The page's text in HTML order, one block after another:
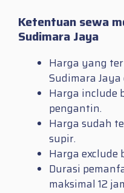
Ketentuan sewa
Sudimara Jaya
Harga yang
Sudimara
Harga include
pengantin.
Harga sudah
supir.
Harga exclude
Durasi
maksimal 12